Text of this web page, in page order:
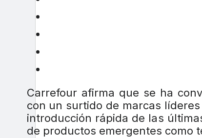
Carrefour afirma que se ha
con un surtido de marcas
introducción rápida de las
de productos emergentes como